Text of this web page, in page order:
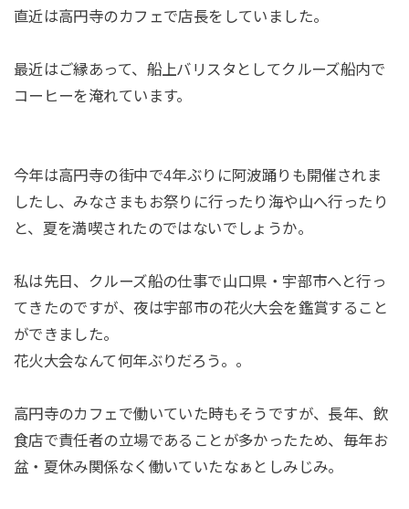
直近は高円寺のカフェで店長をしていました。
最近はご縁あって、船上バリスタとしてクルーズ船内で
コーヒーを淹れています。
今年は高円寺の街中で4年ぶりに阿波踊りも開催されま
したし、みなさまもお祭りに行ったり海や山へ行ったり
と、夏を満喫されたのではないでしょうか。
私は先日、クルーズ船の仕事で山口県・宇部市へと行っ
てきたのですが、夜は宇部市の花火大会を鑑賞すること
ができました。
花火大会なんて何年ぶりだろう。。
高円寺のカフェで働いていた時もそうですが、長年、飲
食店で責任者の立場であることが多かったため、毎年お
盆・夏休み関係なく働いていたなぁとしみじみ。